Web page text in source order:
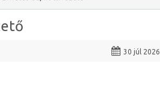
30 júl 2026